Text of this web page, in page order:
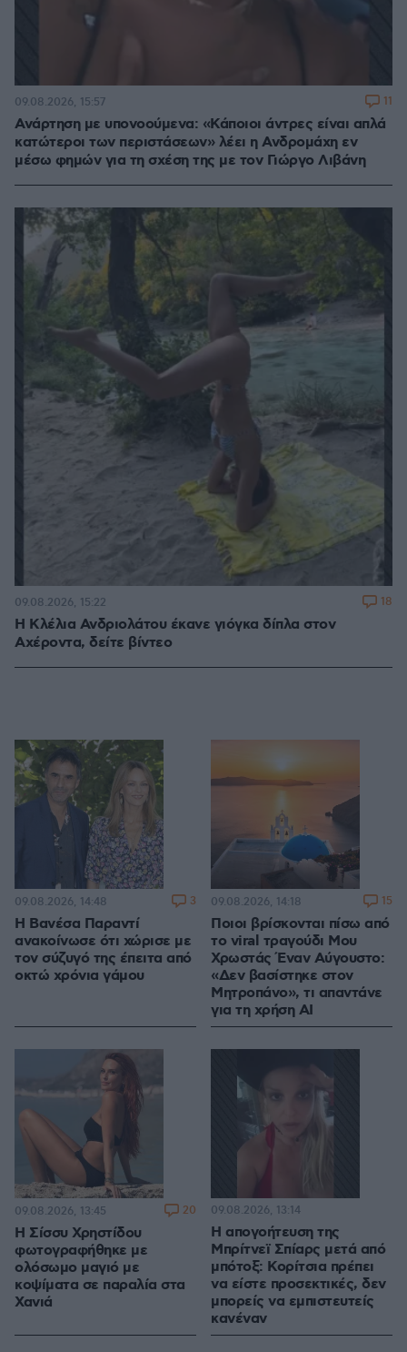
Ανάρτηση με υπονοούμενα: «Κάποιοι άντρες είναι απλά
κατώτεροι των περιστάσεων» λέει η Ανδρομάχη εν
μέσω φημών για τη σχέση της με τον Γιώργο Λιβάνη
09.08.2026, 15:57 11
Η Κλέλια Ανδριολάτου έκανε γιόγκα δίπλα στον
Αχέροντα, δείτε βίντεο
09.08.2026, 15:22 18
Η Βανέσα Παραντί
ανακοίνωσε ότι χώρισε με
τον σύζυγό της έπειτα από
οκτώ χρόνια γάμου
09.08.2026, 14:48 3
Ποιοι βρίσκονται πίσω από
το viral τραγούδι Μου
Χρωστάς Έναν Αύγουστο:
«Δεν βασίστηκε στον
Μητροπάνο», τι απαντάνε
για τη χρήση AI
09.08.2026, 14:18 15
Η Σίσσυ Χρηστίδου
φωτογραφήθηκε με
ολόσωμο μαγιό με
κοψίματα σε παραλία στα
Χανιά
09.08.2026, 13:45 20
Η απογοήτευση της
Μπρίτνεϊ Σπίαρς μετά από
μπότοξ: Κορίτσια πρέπει
να είστε προσεκτικές, δεν
μπορείς να εμπιστευτείς
κανέναν
09.08.2026, 13:14